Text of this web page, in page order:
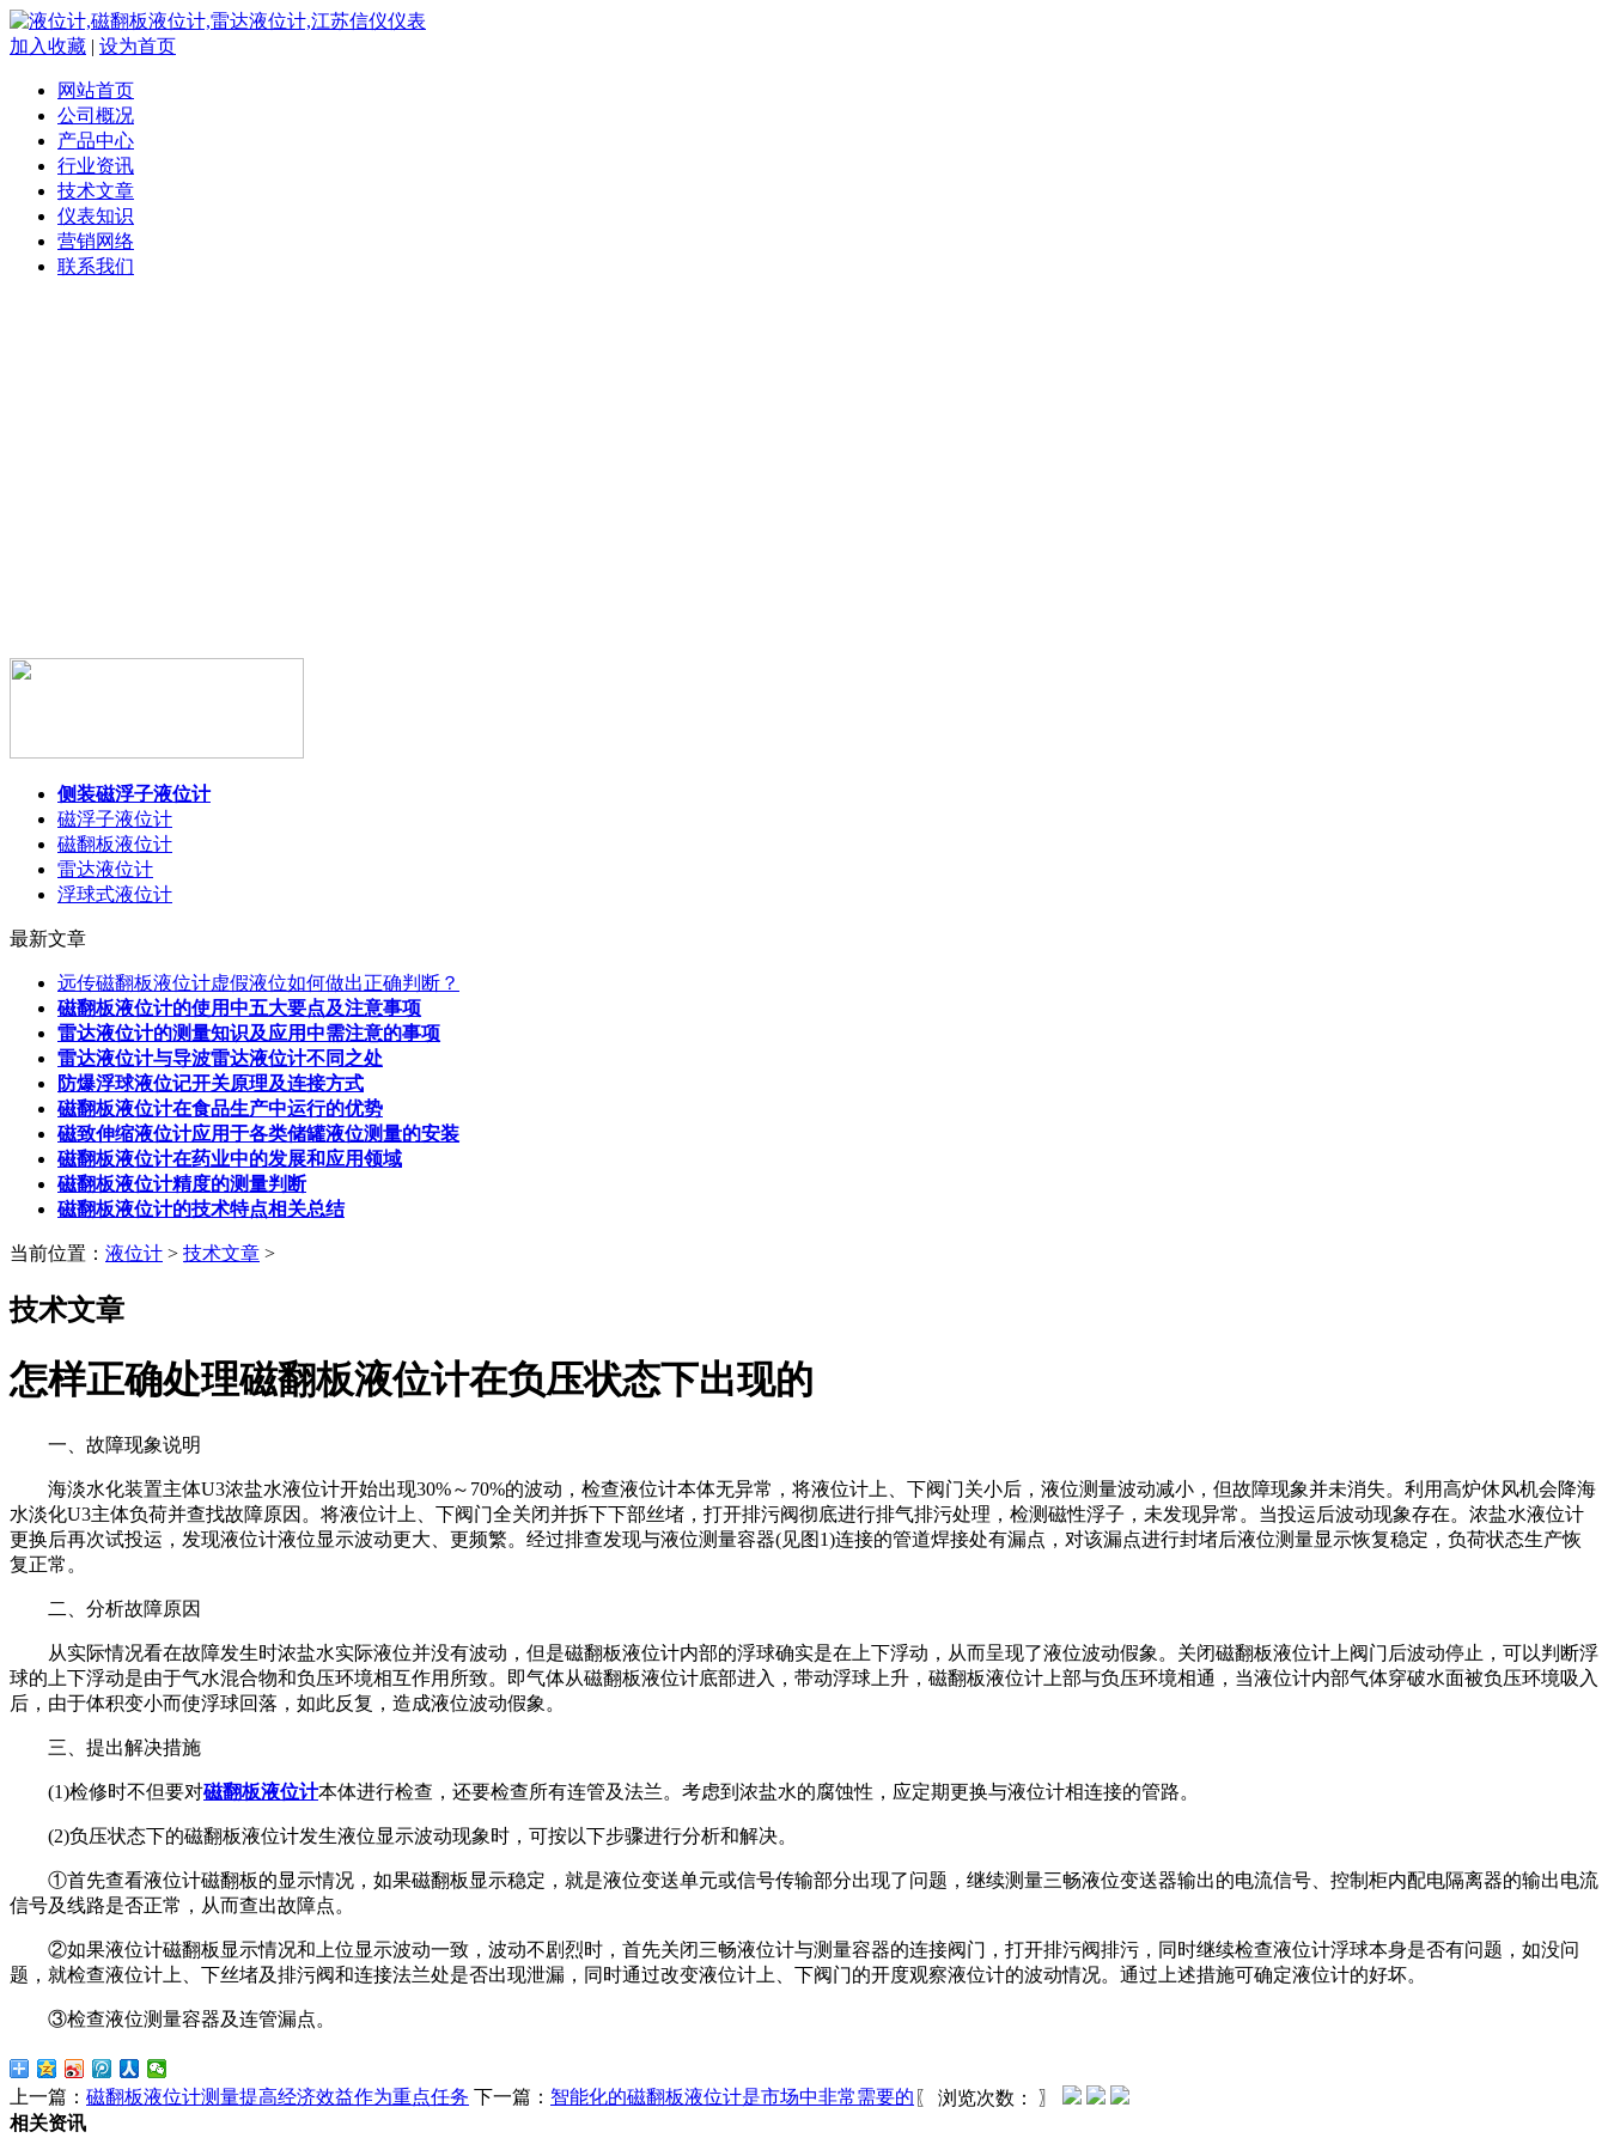
加入收藏 | 设为首页
网站首页
公司概况
产品中心
行业资讯
技术文章
仪表知识
营销网络
联系我们
侧装磁浮子液位计
磁浮子液位计
磁翻板液位计
雷达液位计
浮球式液位计
最新文章
远传磁翻板液位计虚假液位如何做出正确判断？
磁翻板液位计的使用中五大要点及注意事项
雷达液位计的测量知识及应用中需注意的事项
雷达液位计与导波雷达液位计不同之处
防爆浮球液位记开关原理及连接方式
磁翻板液位计在食品生产中运行的优势
磁致伸缩液位计应用于各类储罐液位测量的安装
磁翻板液位计在药业中的发展和应用领域
磁翻板液位计精度的测量判断
磁翻板液位计的技术特点相关总结
当前位置： 液位计 > 技术文章 >
技术文章
怎样正确处理磁翻板液位计在负压状态下出现的
一、故障现象说明
海淡水化装置主体U3浓盐水液位计开始出现30%～70%的波动，检查液位计本体无异常，将液位计上、下阀门关小后，液位测量波动减小，但故障现象并未消失。利用高炉休风机会降海
水淡化U3主体负荷并查找故障原因。将液位计上、下阀门全关闭并拆下下部丝堵，打开排污阀彻底进行排气排污处理，检测磁性浮子，未发现异常。当投运后波动现象存在。浓盐水液位计
更换后再次试投运，发现液位计液位显示波动更大、更频繁。经过排查发现与液位测量容器(见图1)连接的管道焊接处有漏点，对该漏点进行封堵后液位测量显示恢复稳定，负荷状态生产恢
复正常。
二、分析故障原因
从实际情况看在故障发生时浓盐水实际液位并没有波动，但是磁翻板液位计内部的浮球确实是在上下浮动，从而呈现了液位波动假象。关闭磁翻板液位计上阀门后波动停止，可以判断浮
球的上下浮动是由于气水混合物和负压环境相互作用所致。即气体从磁翻板液位计底部进入，带动浮球上升，磁翻板液位计上部与负压环境相通，当液位计内部气体穿破水面被负压环境吸入
后，由于体积变小而使浮球回落，如此反复，造成液位波动假象。
三、提出解决措施
(1)检修时不但要对磁翻板液位计本体进行检查，还要检查所有连管及法兰。考虑到浓盐水的腐蚀性，应定期更换与液位计相连接的管路。
(2)负压状态下的磁翻板液位计发生液位显示波动现象时，可按以下步骤进行分析和解决。
①首先查看液位计磁翻板的显示情况，如果磁翻板显示稳定，就是液位变送单元或信号传输部分出现了问题，继续测量三畅液位变送器输出的电流信号、控制柜内配电隔离器的输出电流
信号及线路是否正常，从而查出故障点。
②如果液位计磁翻板显示情况和上位显示波动一致，波动不剧烈时，首先关闭三畅液位计与测量容器的连接阀门，打开排污阀排污，同时继续检查液位计浮球本身是否有问题，如没问
题，就检查液位计上、下丝堵及排污阀和连接法兰处是否出现泄漏，同时通过改变液位计上、下阀门的开度观察液位计的波动情况。通过上述措施可确定液位计的好坏。
③检查液位测量容器及连管漏点。
上一篇： 磁翻板液位计测量提高经济效益作为重点任务 下一篇： 智能化的磁翻板液位计是市场中非常需要的 〖 浏览次数：
〗
相关资讯